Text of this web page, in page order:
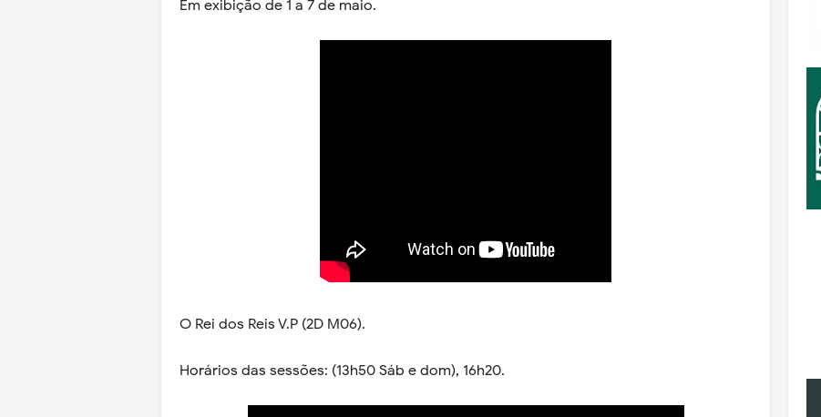
Em exibição de 1 a 7 de maio.
O Rei dos Reis V.P (2D M06).
Horários das sessões: (13h50 Sáb e dom), 16h20.